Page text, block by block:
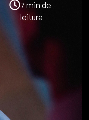
7 min de
leitura